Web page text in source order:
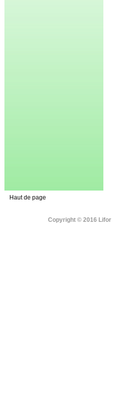
Haut de page
Copyright © 2016 Lifor